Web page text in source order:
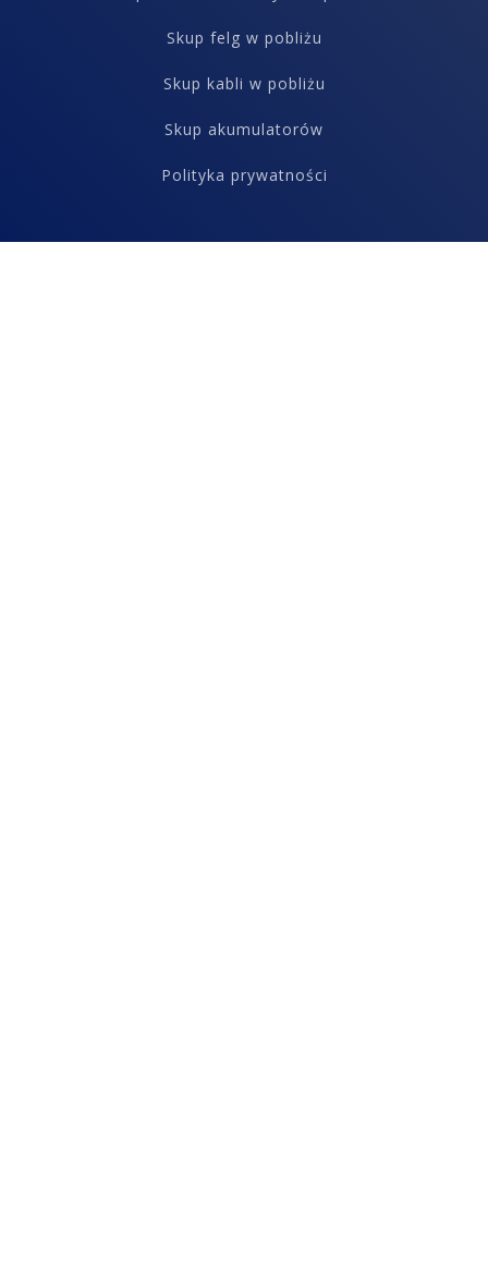
Skup felg w pobliżu
Skup kabli w pobliżu
Skup akumulatorów
Polityka prywatności